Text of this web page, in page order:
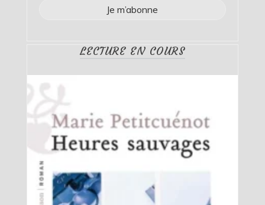
LECTURE EN COURS